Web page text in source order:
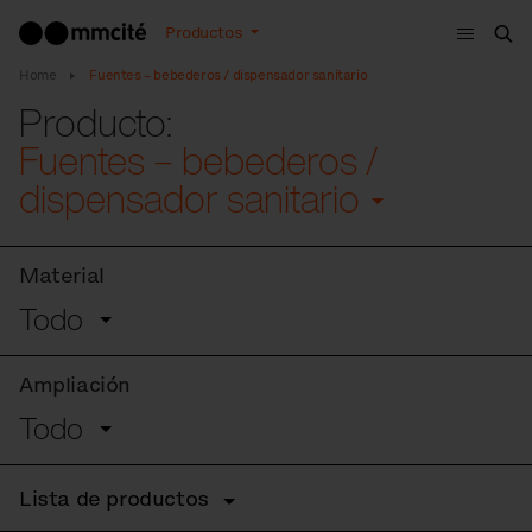
Productos
Menú
Home Fuentes – bebederos / dispensador sanitario
Producto:
Fuentes – bebederos /
dispensador sanitario
Material
Todo
Ampliación
Todo
Lista de productos